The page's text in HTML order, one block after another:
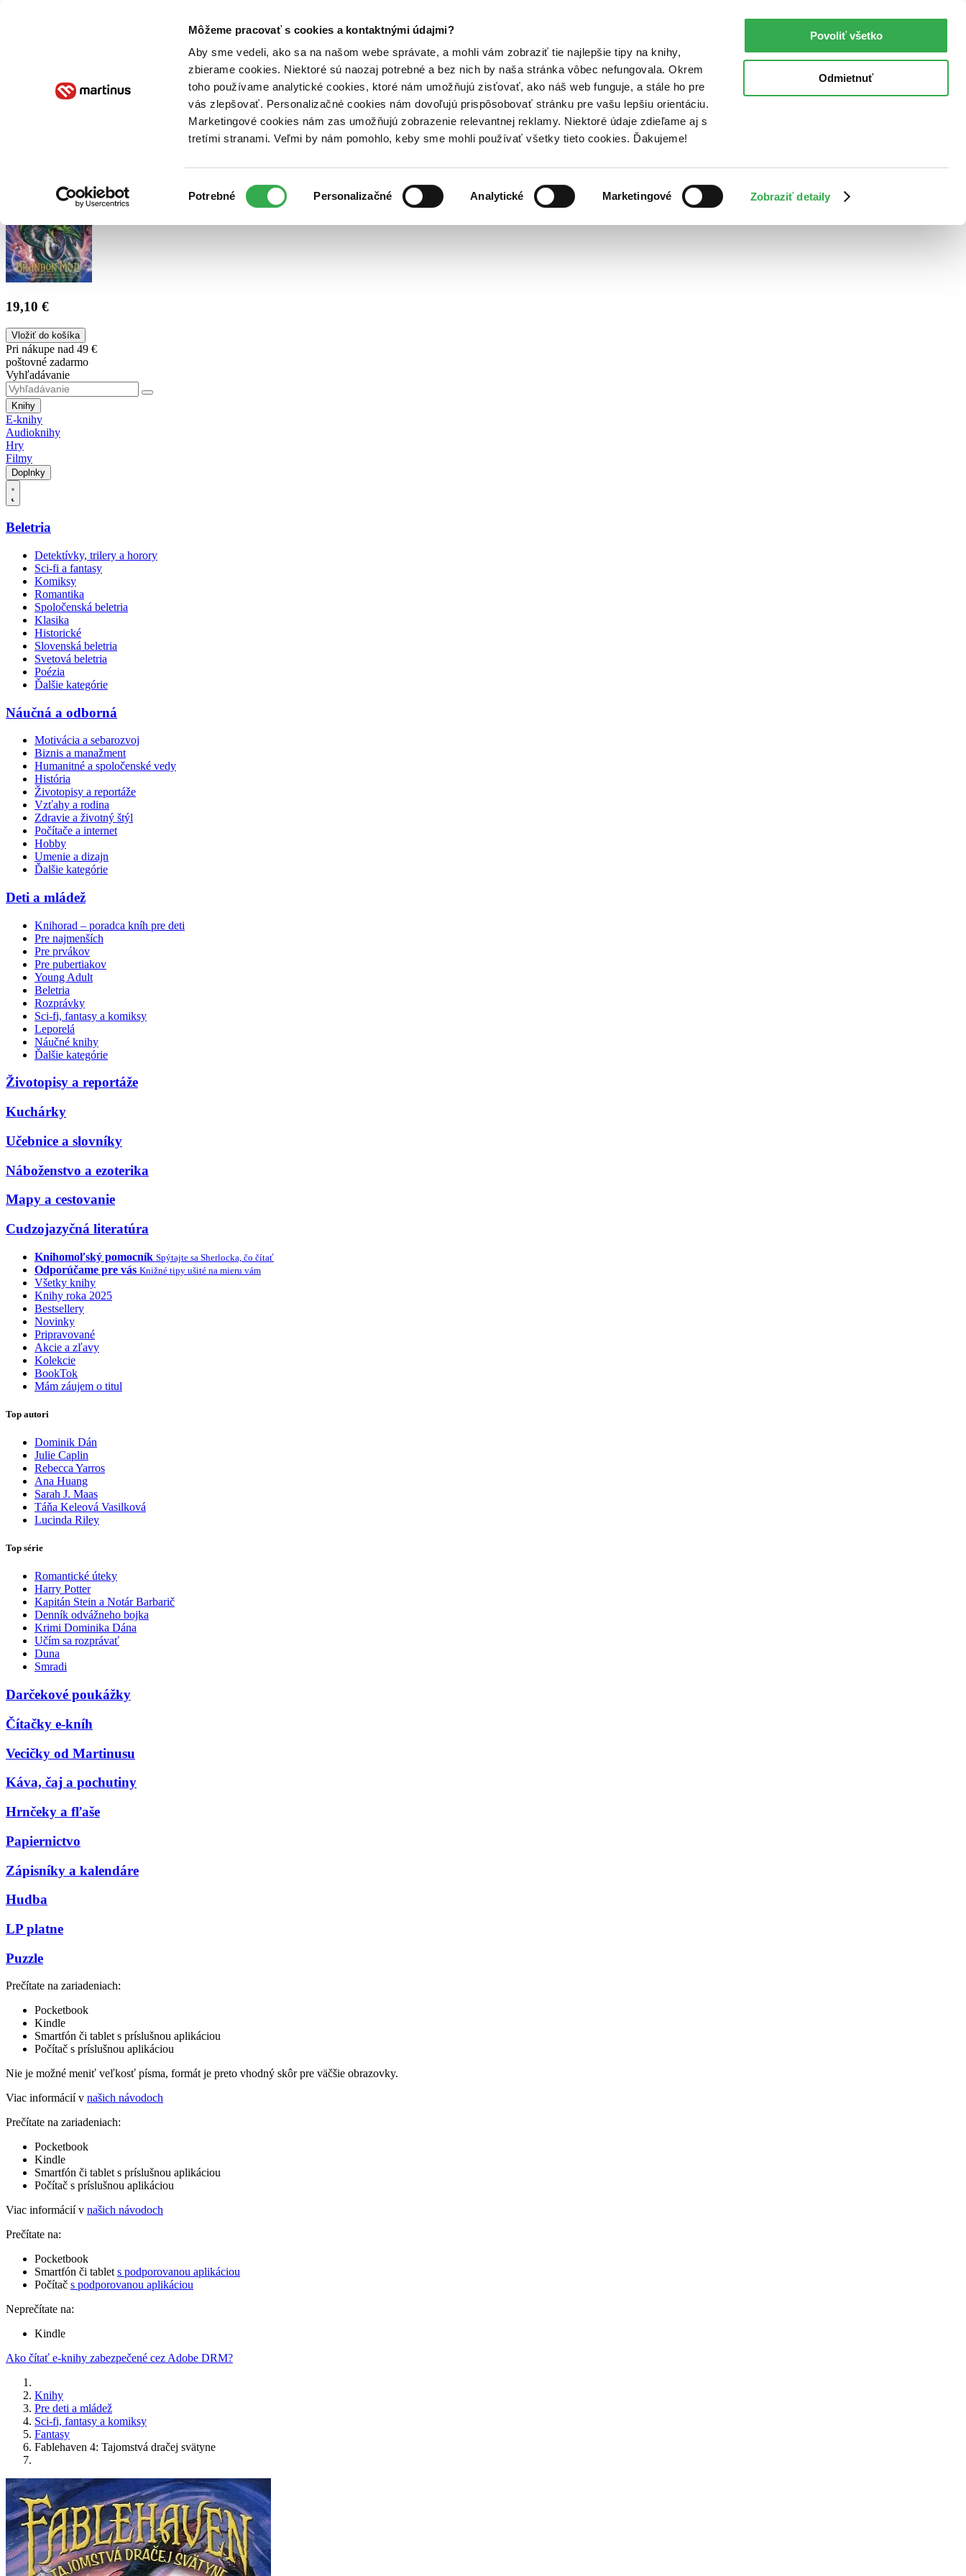
Môžeme pracovať s cookies a kontaktnými údajmi?
Aby sme vedeli, ako sa na našom webe správate, a mohli vám zobraziť tie najlepšie tipy na knihy,
zbierame cookies. Niektoré sú naozaj potrebné a bez nich by naša stránka vôbec nefungovala. Okrem
toho používame analytické cookies, ktoré nám umožňujú zisťovať, ako náš web funguje, a stále ho pre
vás zlepšovať. Personalizačné cookies nám dovoľujú prispôsobovať stránku pre vašu lepšiu orientáciu.
Marketingové cookies nám zas umožňujú zobrazenie relevantnej reklamy. Niektoré údaje zdieľame aj s
tretími stranami. Veľmi by nám pomohlo, keby sme mohli používať všetky tieto cookies. Ďakujeme!
súhlasu
Potrebné Personalizačné Analytické Marketingové Zobraziť detaily
Povoliť všetko
Odmietnuť
Poukážky Kontakt
19,10 €
Vložiť do košíka
Pri nákupe nad 49 €
poštovné zadarmo
Vyhľadávanie
Knihy
E-knihy
Audioknihy
Hry
Filmy
Doplnky
Beletria
Detektívky, trilery a horory
Sci-fi a fantasy
Komiksy
Romantika
Spoločenská beletria
Klasika
Historické
Slovenská beletria
Svetová beletria
Poézia
Ďalšie kategórie
Náučná a odborná
Motivácia a sebarozvoj
Biznis a manažment
Humanitné a spoločenské vedy
História
Životopisy a reportáže
Vzťahy a rodina
Zdravie a životný štýl
Počítače a internet
Hobby
Umenie a dizajn
Ďalšie kategórie
Deti a mládež
Knihorad – poradca kníh pre deti
Pre najmenších
Pre prvákov
Pre pubertiakov
Young Adult
Beletria
Rozprávky
Sci-fi, fantasy a komiksy
Leporelá
Náučné knihy
Ďalšie kategórie
Životopisy a reportáže
Kuchárky
Učebnice a slovníky
Náboženstvo a ezoterika
Mapy a cestovanie
Cudzojazyčná literatúra
Knihomoľský pomocník Spýtajte sa Sherlocka, čo čítať
Odporúčame pre vás Knižné tipy ušité na mieru vám
Všetky knihy
Knihy roka 2025
Bestsellery
Novinky
Pripravované
Akcie a zľavy
Kolekcie
BookTok
Mám záujem o titul
Top autori
Dominik Dán
Julie Caplin
Rebecca Yarros
Ana Huang
Sarah J. Maas
Táňa Keleová Vasilková
Lucinda Riley
Top série
Romantické úteky
Harry Potter
Kapitán Stein a Notár Barbarič
Denník odvážneho bojka
Krimi Dominika Dána
Učím sa rozprávať
Duna
Smradi
Darčekové poukážky
Čítačky e-kníh
Vecičky od Martinusu
Káva, čaj a pochutiny
Hrnčeky a fľaše
Papiernictvo
Zápisníky a kalendáre
Hudba
LP platne
Puzzle
Prečítate na zariadeniach:
Pocketbook
Kindle
Smartfón či tablet s príslušnou aplikáciou
Počítač s príslušnou aplikáciou
Nie je možné meniť veľkosť písma, formát je preto vhodný skôr pre väčšie obrazovky.
Viac informácií v našich návodoch
Prečítate na zariadeniach:
Pocketbook
Kindle
Smartfón či tablet s príslušnou aplikáciou
Počítač s príslušnou aplikáciou
Viac informácií v našich návodoch
Prečítate na:
Pocketbook
Smartfón či tablet s podporovanou aplikáciou
Počítač s podporovanou aplikáciou
Neprečítate na:
Kindle
Ako čítať e-knihy zabezpečené cez Adobe DRM?
Knihy
Pre deti a mládež
Sci-fi, fantasy a komiksy
Fantasy
Fablehaven 4: Tajomstvá dračej svätyne